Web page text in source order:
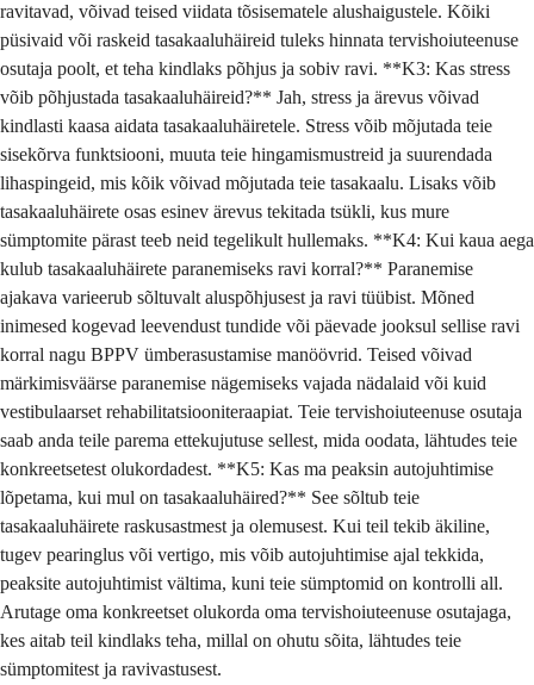
ravitavad, võivad teised viidata tõsisematele alushaigustele. Kõiki
püsivaid või raskeid tasakaaluhäireid tuleks hinnata tervishoiuteenuse
osutaja poolt, et teha kindlaks põhjus ja sobiv ravi. **K3: Kas stress
võib põhjustada tasakaaluhäireid?** Jah, stress ja ärevus võivad
kindlasti kaasa aidata tasakaaluhäiretele. Stress võib mõjutada teie
sisekõrva funktsiooni, muuta teie hingamismustreid ja suurendada
lihaspingeid, mis kõik võivad mõjutada teie tasakaalu. Lisaks võib
tasakaaluhäirete osas esinev ärevus tekitada tsükli, kus mure
sümptomite pärast teeb neid tegelikult hullemaks. **K4: Kui kaua aega
kulub tasakaaluhäirete paranemiseks ravi korral?** Paranemise
ajakava varieerub sõltuvalt aluspõhjusest ja ravi tüübist. Mõned
inimesed kogevad leevendust tundide või päevade jooksul sellise ravi
korral nagu BPPV ümberasustamise manöövrid. Teised võivad
märkimisväärse paranemise nägemiseks vajada nädalaid või kuid
vestibulaarset rehabilitatsiooniteraapiat. Teie tervishoiuteenuse osutaja
saab anda teile parema ettekujutuse sellest, mida oodata, lähtudes teie
konkreetsetest olukordadest. **K5: Kas ma peaksin autojuhtimise
lõpetama, kui mul on tasakaaluhäired?** See sõltub teie
tasakaaluhäirete raskusastmest ja olemusest. Kui teil tekib äkiline,
tugev pearinglus või vertigo, mis võib autojuhtimise ajal tekkida,
peaksite autojuhtimist vältima, kuni teie sümptomid on kontrolli all.
Arutage oma konkreetset olukorda oma tervishoiuteenuse osutajaga,
kes aitab teil kindlaks teha, millal on ohutu sõita, lähtudes teie
sümptomitest ja ravivastusest.